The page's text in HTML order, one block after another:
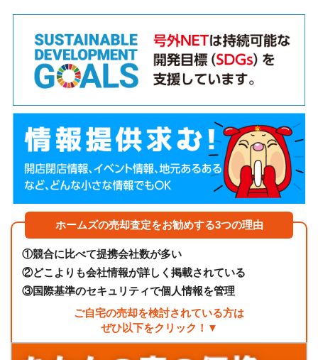
ホームズの売却査定をお勧めする3つの理由
①競合に比べて提携会社数が多い
②どこよりも会社情報が詳しく掲載されている
③国際基準のセキュリティで個人情報を管理
ご自宅の売却を検討されている方は
ぜひ以下をクリック！▼